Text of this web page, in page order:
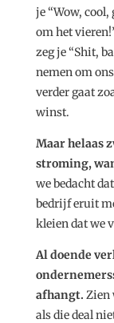
je “Wow,
om het
zeg je “Shit,
nemen om
verder gaat
winst.
Maar helaas
stroming,
we bedacht
bedrijf eruit
kleien dat we
Al doende
afhangt. Zien
als die deal